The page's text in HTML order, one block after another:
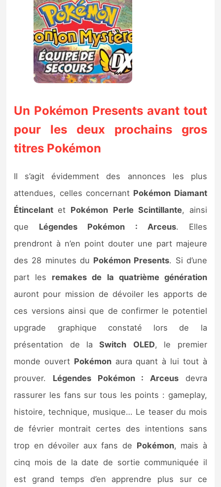
Un Pokémon Presents avant tout
pour les deux prochains gros
titres Pokémon
Il s’agit évidemment des annonces les plus
attendues, celles concernant Pokémon Diamant
Étincelantet Pokémon Perle Scintillante, ainsi
que Légendes Pokémon : Arceus. Elles
prendront à n’en point douter une part majeure
des 28 minutes du Pokémon Presents. Si d’une
part les remakes de la quatrième génération
auront pour mission de dévoiler les apports de
ces versions ainsi que de confirmer le potentiel
upgrade graphique constaté lors de la
présentation de laSwitch OLED, le premier
monde ouvert Pokémonaura quant à lui tout à
prouver. Légendes Pokémon : Arceus devra
rassurer les fans sur tous les points : gameplay,
histoire, technique, musique… Le teaser du mois
de février montrait certes des intentions sans
trop en dévoiler aux fans de Pokémon, mais à
cinq mois de la date de sortie communiquée il
est grand temps d’en apprendre plus sur ce